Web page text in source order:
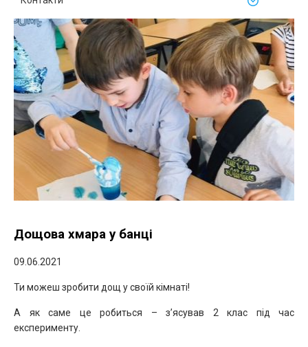
Дощова хмара у банці
09.06.2021
Ти можеш зробити дощ у своїй кімнаті!
А як саме це робиться – з’ясував 2 клас під час
експерименту.